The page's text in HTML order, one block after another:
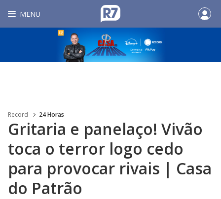
MENU
Record 24 Horas
Gritaria e panelaço! Vivão
toca o terror logo cedo
para provocar rivais | Casa
do Patrão